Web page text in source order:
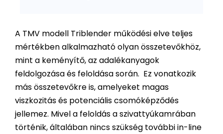
A TMV modell Triblender működési elve teljes
mértékben alkalmazható olyan összetevőkhöz,
mint a keményítő, az adalékanyagok
feldolgozása és feloldása során. Ez vonatkozik
más összetevőkre is, amelyeket magas
viszkozitás és potenciális csomóképződés
jellemez. Mivel a feloldás a szivattyúkamrában
történik, általában nincs szükség további in-line